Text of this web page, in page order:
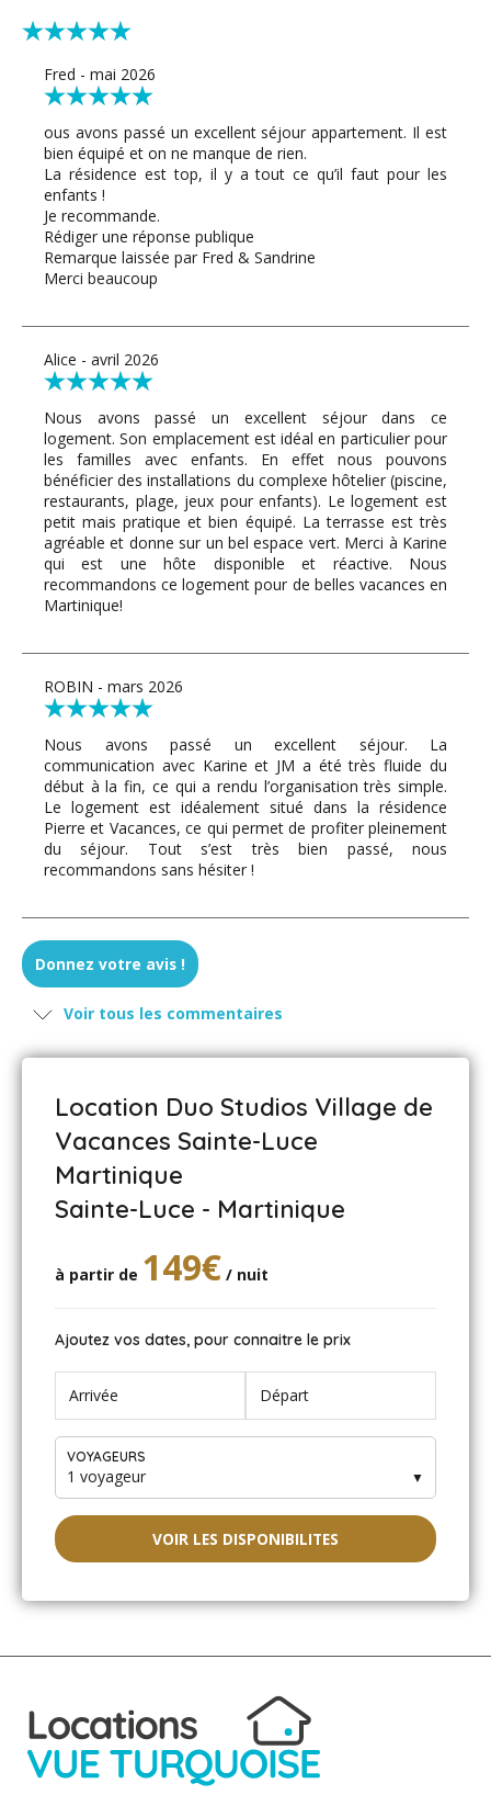
Fred - mai 2026
ous avons passé un excellent séjour appartement. Il est
bien équipé et on ne manque de rien.
La résidence est top, il y a tout ce qu’il faut pour les
enfants !
Je recommande.
Rédiger une réponse publique
Remarque laissée par Fred & Sandrine
Merci beaucoup
Alice - avril 2026
Nous avons passé un excellent séjour dans ce
logement. Son emplacement est idéal en particulier pour
les familles avec enfants. En effet nous pouvons
bénéficier des installations du complexe hôtelier (piscine,
restaurants, plage, jeux pour enfants). Le logement est
petit mais pratique et bien équipé. La terrasse est très
agréable et donne sur un bel espace vert. Merci à Karine
qui est une hôte disponible et réactive. Nous
recommandons ce logement pour de belles vacances en
Martinique!
ROBIN - mars 2026
Nous avons passé un excellent séjour. La
communication avec Karine et JM a été très fluide du
début à la fin, ce qui a rendu l’organisation très simple.
Le logement est idéalement situé dans la résidence
Pierre et Vacances, ce qui permet de profiter pleinement
du séjour. Tout s’est très bien passé, nous
recommandons sans hésiter !
Jennifer - mars 2026
La combinaison de ces 2 studios était vraiment top pour
sympathique. Lave linge et grande terrasse super. La
Jennifer - mars 2026
notre famille. Notre hôte Karine a été hyper dispo et très
sympathique. Lave linge et grande terrasse super. La
Odile - janvier 2026
Sommes ici depuis deux jours et sommes émerveillés
par ce lieu qui nous apporte toute satisfaction tant sur le
plan du confort du studio que sur toute l’infrastructure
offerte par cette résidence de standing. Sans oublier le
bonheur des plages accessibles à pied et de la possibilité
de découvrir, toujours à pied, le charmant village de
laurence - novembre 2025
Tout était parfait !! nous reviendrons avec plaisir et
passons le message autour de nous : merci pour votre
gentillesse
Donnez votre avis !
Voir tous les commentaires
Location Duo Studios Village de
Vacances Sainte-Luce
Martinique
Sainte-Luce - Martinique
à partir de 149€ / nuit
Ajoutez vos dates, pour connaitre le prix
VOYAGEURS
1 voyageur ▼
VOIR LES DISPONIBILITES